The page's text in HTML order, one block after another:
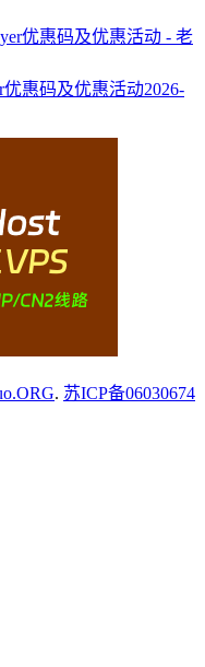
优惠码及优惠活动2026-
. 苏ICP备06030674